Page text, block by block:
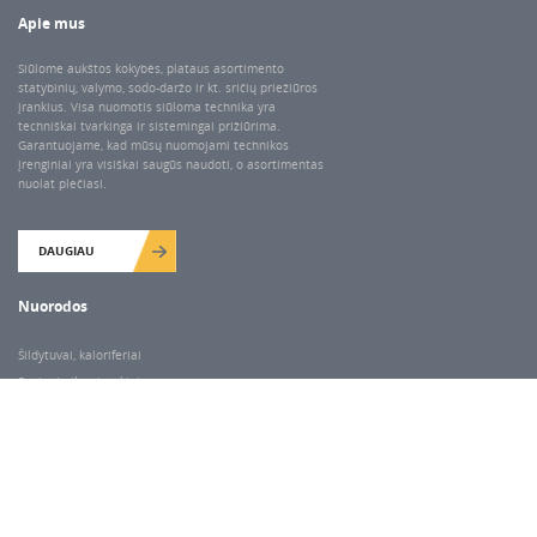
Apie mus
Siūlome aukštos kokybės, plataus asortimento
statybinių, valymo, sodo-daržo ir kt. sričių priežiūros
įrankius. Visa nuomotis siūloma technika yra
techniškai tvarkinga ir sistemingai prižiūrima.
Garantuojame, kad mūsų nuomojami technikos
įrenginiai yra visiškai saugūs naudoti, o asortimentas
nuolat plečiasi.
DAUGIAU
Nuorodos
Šildytuvai, kaloriferiai
Santechnikos įrankiai